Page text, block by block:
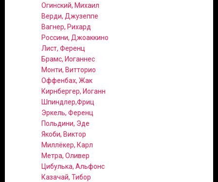
Огинский, Михаил
Верди, Джузеппе
Вагнер, Рихард
Россини, Джоаккино
Лист, Ференц
Брамс, Иоганнес
Монти, Витторио
Оффенбах, Жак
Кирнбергер, Иоганн
Шпиндлер,Фриц
Эркель, Ференц
Польдини, Эде
Якоби, Виктор
Миллёкер, Карл
Метра, Оливер
Цибулька, Альфонс
Казачай, Тибор